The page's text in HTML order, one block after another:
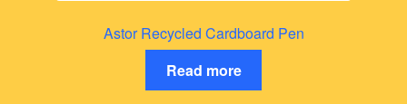
Astor Recycled Cardboard Pen
Read more